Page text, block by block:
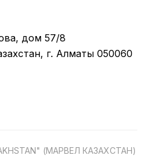
дом 57/8
г. Алматы 050060
(МАРВЕЛ КАЗАХСТАН)